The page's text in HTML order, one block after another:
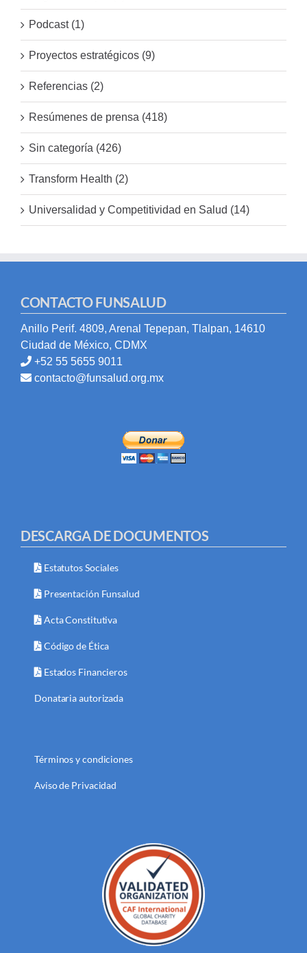
Podcast (1)
Proyectos estratégicos (9)
Referencias (2)
Resúmenes de prensa (418)
Sin categoría (426)
Transform Health (2)
Universalidad y Competitividad en Salud (14)
CONTACTO FUNSALUD
Anillo Perif. 4809, Arenal Tepepan, Tlalpan, 14610
Ciudad de México, CDMX
+52 55 5655 9011
contacto@funsalud.org.mx
DESCARGA DE DOCUMENTOS
Estatutos Sociales
Presentación Funsalud
Acta Constitutiva
Código de Ética
Estados Financieros
Donataria autorizada
Términos y condiciones
Aviso de Privacidad